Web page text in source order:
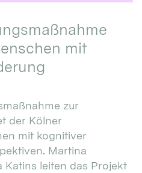
mit
zur
der Kölner
mit kognitiver
Martina
Katins leiten das Projekt